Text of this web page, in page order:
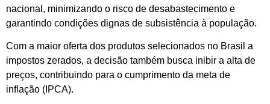
nacional, minimizando o risco de desabastecimento e
garantindo condições dignas de subsistência à população.
Com a maior oferta dos produtos selecionados no Brasil a
impostos zerados, a decisão também busca inibir a alta de
preços, contribuindo para o cumprimento da meta de
inflação (IPCA).